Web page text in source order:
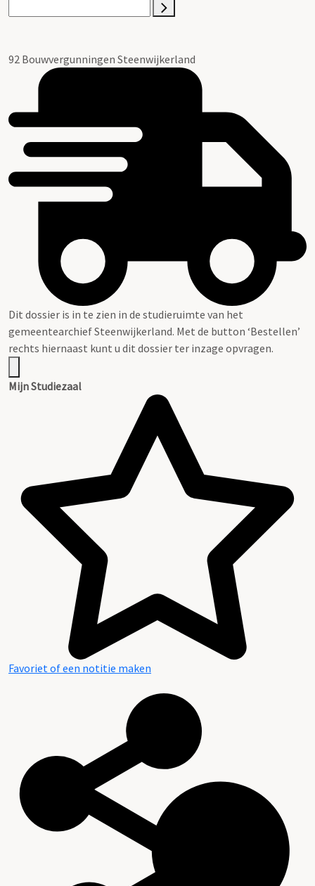
92 Bouwvergunningen Steenwijkerland
Dit dossier is in te zien in de studieruimte van het
gemeentearchief Steenwijkerland. Met de button ‘Bestellen’
rechts hiernaast kunt u dit dossier ter inzage opvragen.
Mijn Studiezaal
Favoriet of een notitie maken